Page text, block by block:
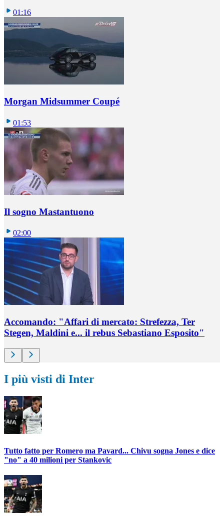
01:16
Morgan Midsummer Coupé
01:53
Il sogno Mastantuono
02:00
Accomando: "Affari di mercato: Strefezza, Ter
Stegen, Maldini e... il rebus Sebastiano Esposito"
I più visti di Inter
Tutto fatto per Romero ma Pavard... Chivu sogna Jones e dice
"no" a 40 milioni per Stankovic